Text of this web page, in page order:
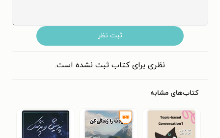
ثبت نظر
نظری برای کتاب ثبت نشده است.
کتاب‌های مشابه